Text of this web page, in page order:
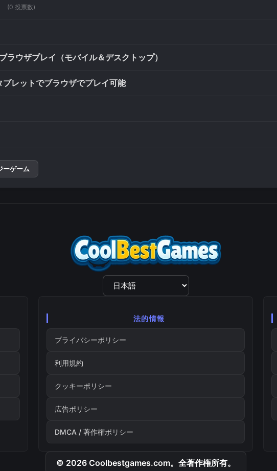
(0 投票数)
ウザプレイ（モバイル＆デスクトップ）
レットでブラウザでプレイ可能
ーゲーム
言
語
法的情報
プライバシーポリシー
利用規約
クッキーポリシー
広告ポリシー
DMCA / 著作権ポリシー
© 2026 Coolbestgames.com。全著作権所有。